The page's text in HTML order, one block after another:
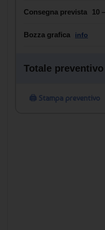
Consegna prevista 10
Bozza grafica info
Totale preventivo
🖨️ Stampa preventivo